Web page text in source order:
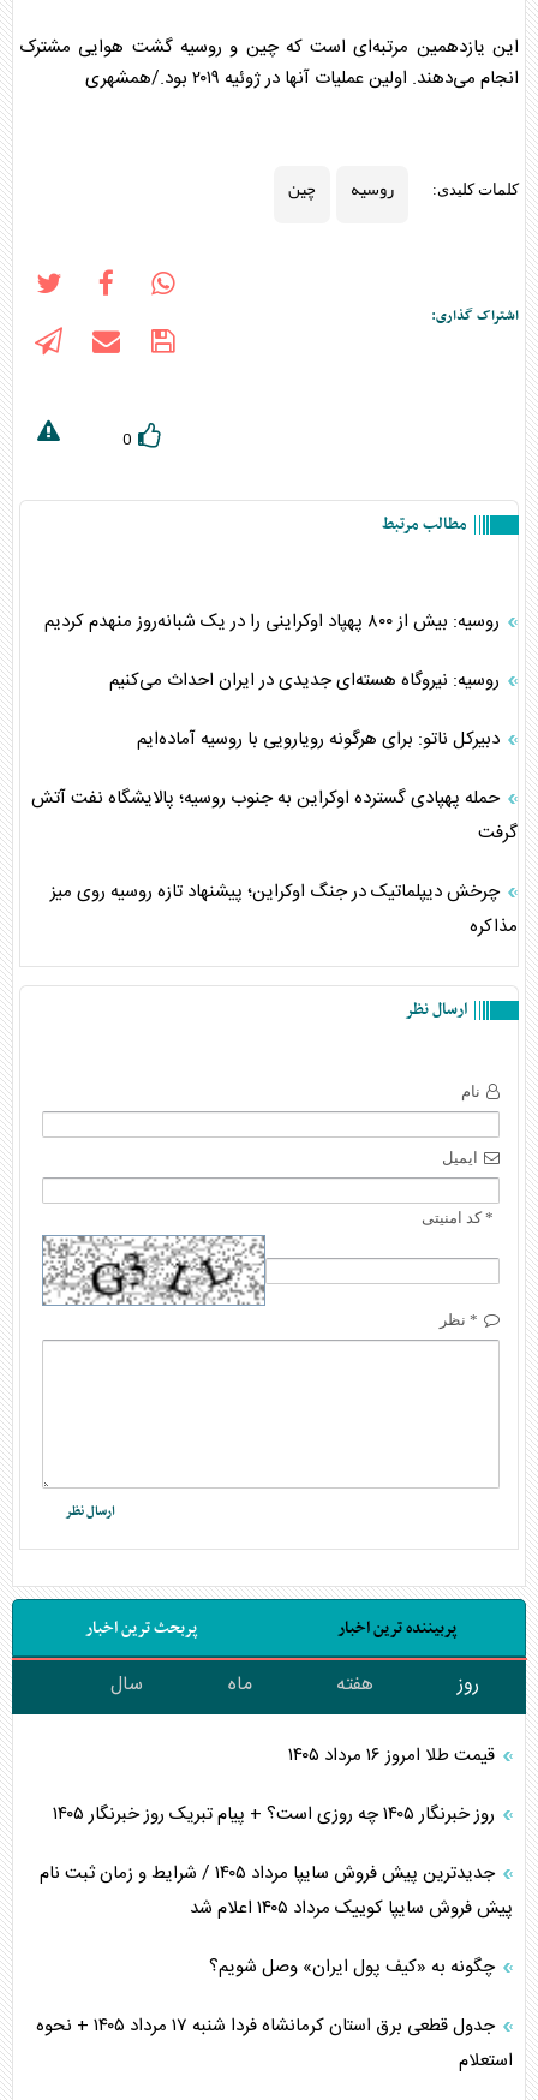
این یازدهمین مرتبه‌ای است کهچین و روسیه گشت هوایی مشترک
انجام می‌دهند. اولین عملیات آنها در ژوئیه ۲۰۱۹ بود./همشهری
کلمات کلیدی: روسیه چین
اشتراک گذاری:
0
مطالب مرتبط
روسیه: بیش از ۸۰۰ پهپاد اوکراینی را در یک شبانه‌روز منهدم کردیم
روسیه: نیروگاه هسته‌ای جدیدی در ایران احداث می‌کنیم
دبیرکل ناتو: برای هرگونه رویارویی با روسیه آماده‌ایم
حمله پهپادی گسترده اوکراین به جنوب روسیه؛ پالایشگاه نفت آتش
گرفت
چرخش دیپلماتیک در جنگ اوکراین؛ پیشنهاد تازه روسیه روی میز
مذاکره
ارسال نظر
نام
ایمیل
* کد امنیتی
* نظر
پربیننده ترین اخبار پربحث ترین اخبار
روز هفته ماه سال
قیمت طلا امروز ۱۶ مرداد ۱۴۰۵
روز خبرنگار ۱۴۰۵ چه روزی است؟ + پیام تبریک روز خبرنگار ۱۴۰۵
جدیدترین پیش فروش سایپا مرداد ۱۴۰۵ / شرایط و زمان ثبت نام
پیش فروش سایپا کوییک مرداد ۱۴۰۵ اعلام شد
چگونه به «کیف پول ایران» وصل شویم؟
جدول قطعی برق استان کرمانشاه فردا شنبه ۱۷ مرداد ۱۴۰۵ + نحوه
استعلام